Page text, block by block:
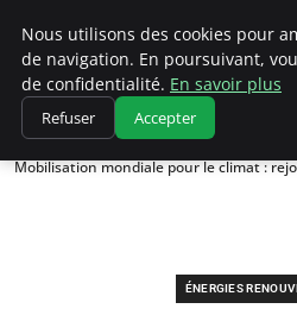
Climatedebtagents
Accueil
Énergies Renouvelables
Mobilisation mondiale pour le climat :
ÉNERGIES
Nous utilisons des cookies pour
de navigation. En poursuivant,
de confidentialité. En savoir plus
Refuser Accepter